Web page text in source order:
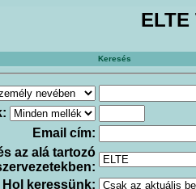
Keresés
Email cím:
az alá tartozó
Hol keressünk: